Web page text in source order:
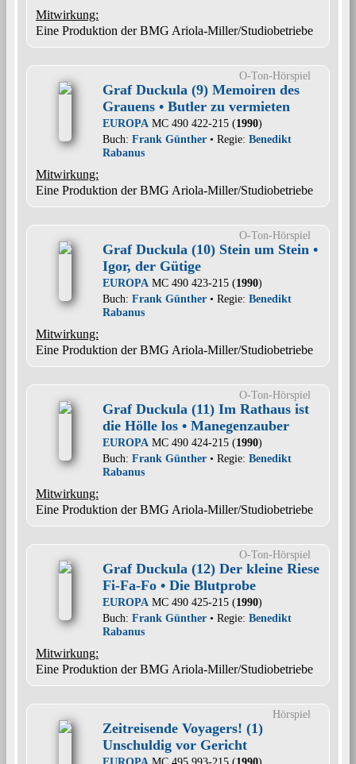
Mitwirkung:
Eine Produktion der BMG Ariola-Miller/Studiobetriebe
O-Ton-Hörspiel
Graf Duckula (9) Memoiren des
Grauens • Butler zu vermieten
EUROPA MC 490 422-215 (1990)
Buch: Frank Günther • Regie: Benedikt
Rabanus
Mitwirkung:
Eine Produktion der BMG Ariola-Miller/Studiobetriebe
O-Ton-Hörspiel
Graf Duckula (10) Stein um Stein •
Igor, der Gütige
EUROPA MC 490 423-215 (1990)
Buch: Frank Günther • Regie: Benedikt
Rabanus
Mitwirkung:
Eine Produktion der BMG Ariola-Miller/Studiobetriebe
O-Ton-Hörspiel
Graf Duckula (11) Im Rathaus ist
die Hölle los • Manegenzauber
EUROPA MC 490 424-215 (1990)
Buch: Frank Günther • Regie: Benedikt
Rabanus
Mitwirkung:
Eine Produktion der BMG Ariola-Miller/Studiobetriebe
O-Ton-Hörspiel
Graf Duckula (12) Der kleine Riese
Fi-Fa-Fo • Die Blutprobe
EUROPA MC 490 425-215 (1990)
Buch: Frank Günther • Regie: Benedikt
Rabanus
Mitwirkung:
Eine Produktion der BMG Ariola-Miller/Studiobetriebe
Hörspiel
Zeitreisende Voyagers! (1)
Unschuldig vor Gericht